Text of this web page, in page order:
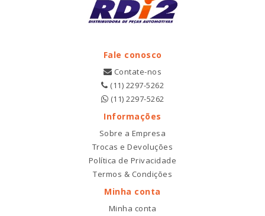
Fale conosco
Contate-nos
(11) 2297-5262
(11) 2297-5262
Informações
Sobre a Empresa
Trocas e Devoluções
Política de Privacidade
Termos & Condições
Minha conta
Minha conta